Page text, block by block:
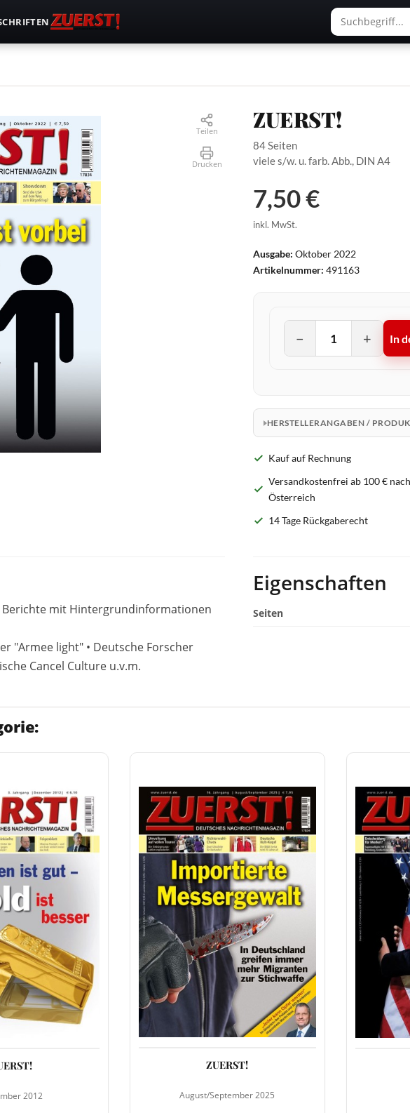
Teilen
Drucken
ZUERST!
84 Seiten
viele s/w. u. farb. Abb., DIN A4
7,50 €
inkl. MwSt.
Ausgabe: Oktober 2022
Artikelnummer: 491163
− + In
HERSTELLERANGABEN /
Kauf auf Rechnung
Versandkostenfrei ab 100 €
Österreich
14 Tage Rückgaberecht
Berichte mit Hintergrundinformationen
"Armee light" • Deutsche Forscher
Cancel Culture u.v.m.
Eigenschaften
Seiten
2012
ZUERST!
August/September 2025